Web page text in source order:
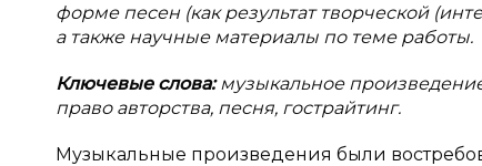
форме песен (как результат творческой
а также научные материалы по теме работы.
Ключевые слова:музыкальное
право авторства, песня, гострайтинг.
Музыкальные произведения были